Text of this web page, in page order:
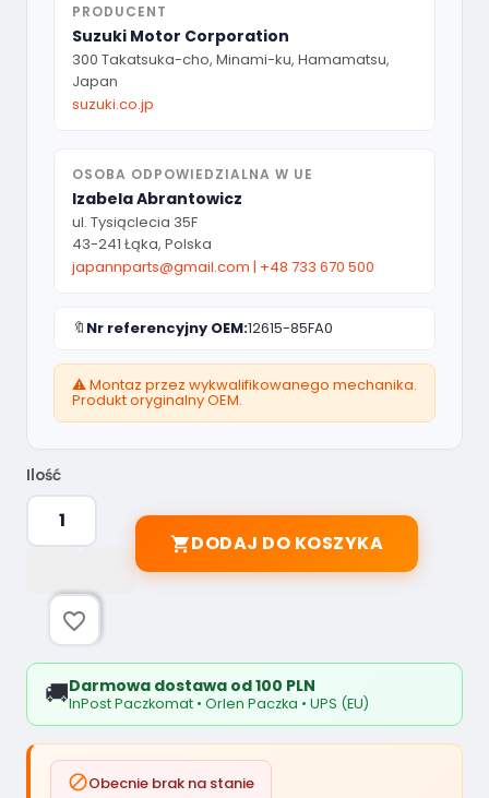
PRODUCENT
Suzuki Motor Corporation
300 Takatsuka-cho, Minami-ku, Hamamatsu,
Japan
suzuki.co.jp
OSOBA ODPOWIEDZIALNA W UE
Izabela Abrantowicz
ul. Tysiąclecia 35F
43-241 Łąka, Polska
japannparts@gmail.com | +48 733 670 500
🔖 Nr referencyjny OEM:12615-85FA0
⚠️ Montaz przez wykwalifikowanego mechanika.
Produkt oryginalny OEM.
Ilość
DODAJ DO KOSZYKA
favorite_border
🚚Darmowa dostawa od 100 PLN
InPost Paczkomat • Orlen Paczka • UPS (EU)
Obecnie brak na stanie